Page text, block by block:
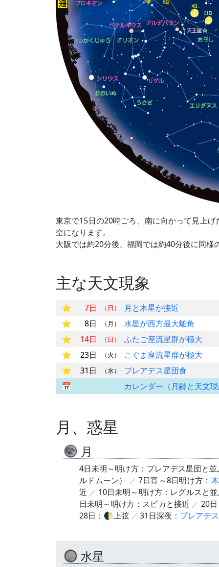
東京で15日の20時ごろ、南に向かって見上
空になります。
大阪では約20分後、福岡では約40分後に同様
主な天文現象
7日 （日）
月と木星が接近
8日
（月）
水星が西方最大離角
14日
（日）
ふたご座流星群が極大
23日
（火）
こぐま座流星群が極大
31日
（水）
プレアデス星団食
カレンダー（月齢と天文
月、惑星
月
4日未明～明け方：プレアデス星団と
ルドムーン）
7日宵～8日明け方：
近
10日未明～明け方：レグルスと
日未明～明け方：スピカと接近
20
28日：🌓上弦
31日深夜： プレアデ
水星